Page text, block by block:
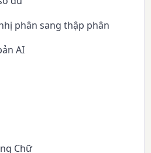
phân sang thập phân
AI
Chữ